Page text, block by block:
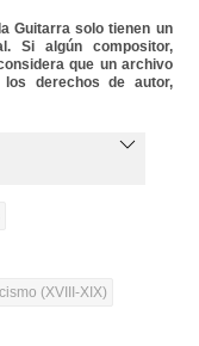
Guitarra solo tienen un
Si algún compositor,
que un archivo
derechos de autor,
(XVIII-XIX)